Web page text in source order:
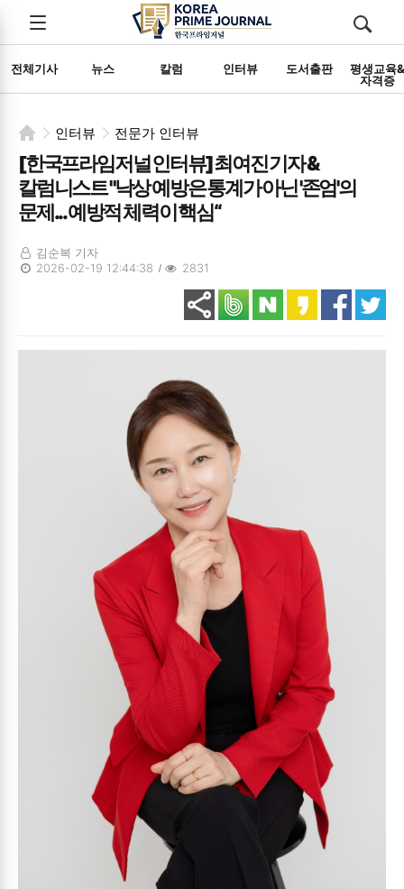
전체기사 뉴스 칼럼 인터뷰 도서출판
평생교육
자격증
전체메뉴 검색
열기/
인터뷰 전문가 인터뷰
[한국프라임저널 인터뷰] 최여진 기자 &
칼럼니스트 "낙상 예방은 통계가 아닌 '존엄'의
문제... 예방적 체력이 핵심“
김순복 기자
2026-02-19 12:44:38
2831